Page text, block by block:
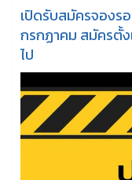
เปิดรับสมัครจองร
กรกฏาคม สมัครตั้
ไป